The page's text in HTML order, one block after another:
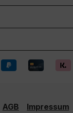
AGB Impressum